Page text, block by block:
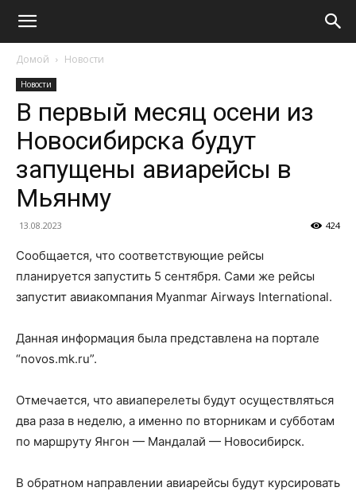
Домой Новости
Новости
В первый месяц осени из
Новосибирска будут
запущены авиарейсы в
Мьянму
13.08.2023 424
Сообщается, что соответствующие рейсы
планируется запустить 5 сентября. Сами же рейсы
запустит авиакомпания Myanmar Airways International.
Данная информация была представлена на портале
“novos.mk.ru”.
Отмечается, что авиаперелеты будут осуществляться
два раза в неделю, а именно по вторникам и субботам
по маршруту Янгон — Мандалай — Новосибирск.
В обратном направлении авиарейсы будут курсировать